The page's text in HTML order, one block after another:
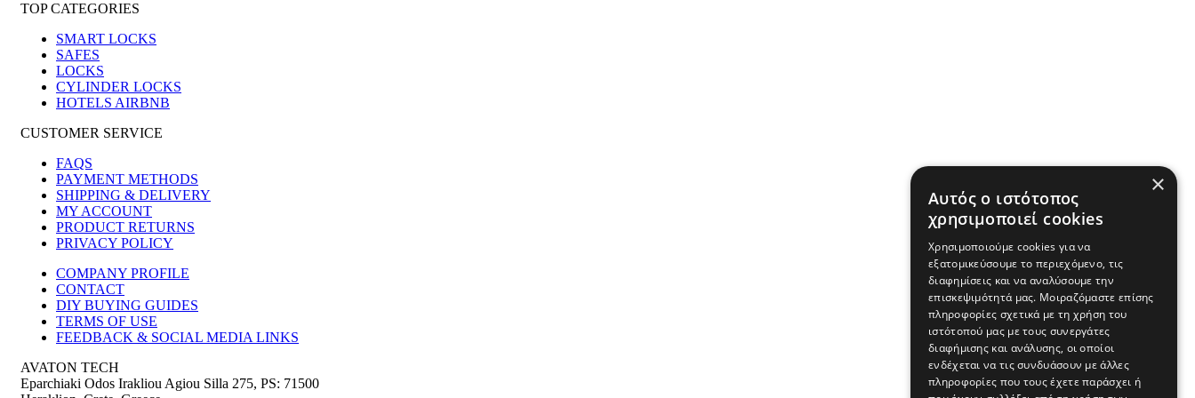
TOP CATEGORIES
SMART LOCKS
SAFES
LOCKS
CYLINDER LOCKS
HOTELS AIRBNB
CUSTOMER SERVICE
FAQS
PAYMENT METHODS
SHIPPING & DELIVERY
MY ACCOUNT
PRODUCT RETURNS
PRIVACY POLICY
COMPANY PROFILE
CONTACT
DIY BUYING GUIDES
TERMS OF USE
FEEDBACK & SOCIAL MEDIA LINKS
AVATON TECH
Eparchiaki Odos Irakliou Agiou Silla 275, PS: 71500
×
Αυτός ο ιστότοπος
χρησιμοποιεί cookies
Χρησιμοποιούμε cookies για να
εξατομικεύσουμε το περιεχόμενο, τις
διαφημίσεις και να αναλύσουμε την
επισκεψιμότητά μας. Μοιραζόμαστε επίσης
πληροφορίες σχετικά με τη χρήση του
ιστότοπού μας με τους συνεργάτες
διαφήμισης και ανάλυσης, οι οποίοι
ενδέχεται να τις συνδυάσουν με άλλες
πληροφορίες που τους έχετε παράσχει ή